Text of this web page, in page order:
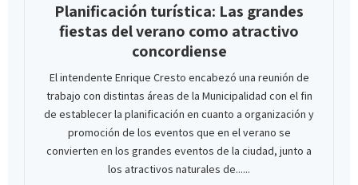
Planificación turística: Las grandes
fiestas del verano como atractivo
concordiense
El intendente Enrique Cresto encabezó una reunión de
trabajo con distintas áreas de la Municipalidad con el fin
de establecer la planificación en cuanto a organización y
promoción de los eventos que en el verano se
convierten en los grandes eventos de la ciudad, junto a
los atractivos naturales de......